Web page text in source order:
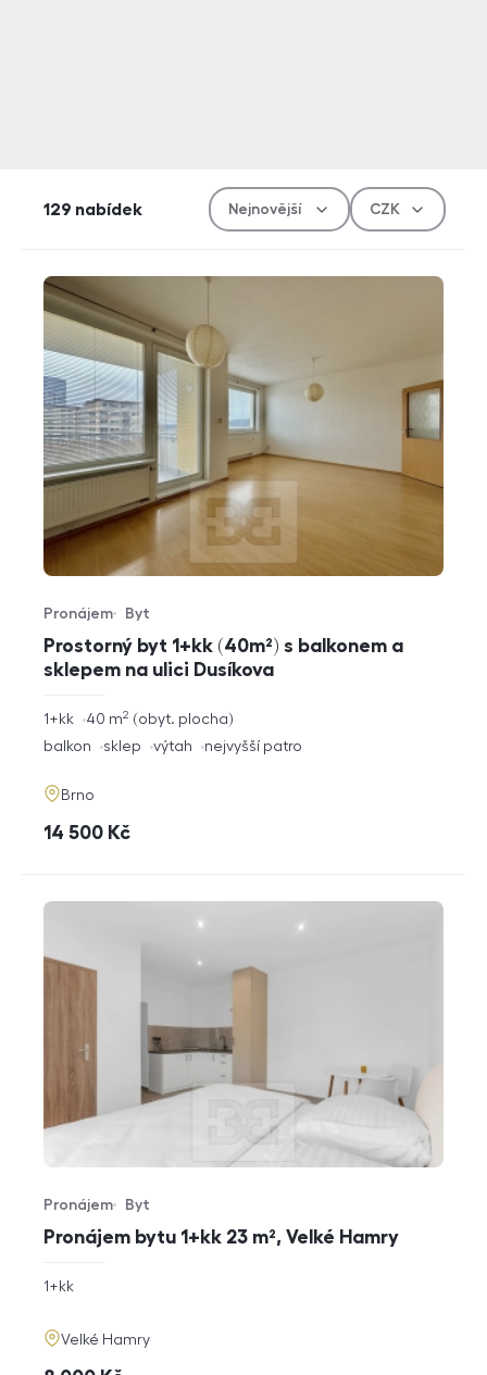
129 nabídek
Měna
Prostorný byt 1+kk (40m²) s balkonem a
sklepem na ulici Dusíkova
Typ nabídky
Pronájem
Typ nemovitosti
Byt
rozměry
1+kk obyt. plocha
40 m2
funkce
balkon sklep výtah nejvyšší patro
adresa
Brno
cena
14 500 Kč
Pronájem bytu 1+kk 23 m², Velké Hamry
Typ nabídky
Pronájem
Typ nemovitosti
Byt
rozměry
1+kk
adresa
Velké Hamry